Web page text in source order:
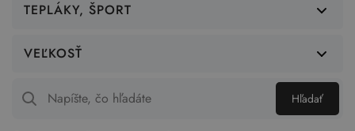
TEPLÁKY, ŠPORT
VEĽKOSŤ
Hľadať